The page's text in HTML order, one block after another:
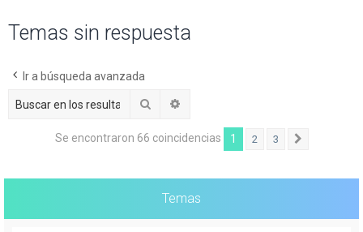
Temas sin respuesta
Ir a búsqueda avanzada
Buscar
Se encontraron 66 coincidencias 1 2 3
Temas